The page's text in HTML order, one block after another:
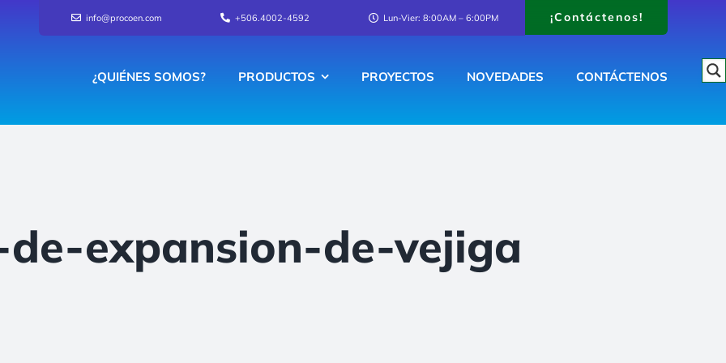
info@procoen.com +506.4002-4592 Lun-Vier: 8:00AM – 6:00PM ¡Contáctenos!
¿QUIÉNES SOMOS? PRODUCTOS PROYECTOS NOVEDADES CONTÁCTENOS
expansion-de-vejiga